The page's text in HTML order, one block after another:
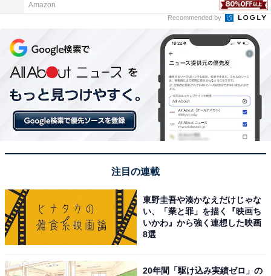
「管理職になりたい理由」1位は「自身の成長に繋
がる」
Amazon
Recommended by
注目の連載
東野圭吾や湊かなえだけじゃな
い、「業と罪」を描く『映画ち
いかわ』から強く連想した映画
8選
20年間「駆け込み実績ゼロ」の